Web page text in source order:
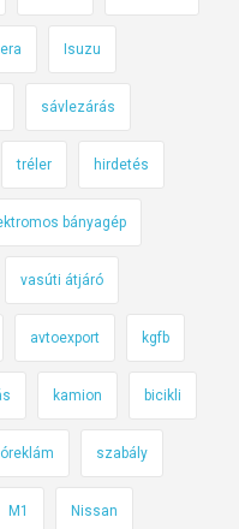
e
n
a
l
ó
a
Isuzu
sávlezárás
tréler hirdetés
bányagép
vasúti átjáró
avtoexport kgfb
kamion bicikli
szabály
M1 Nissan